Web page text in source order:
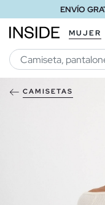
ENVÍO
MUJER
CAMISETAS